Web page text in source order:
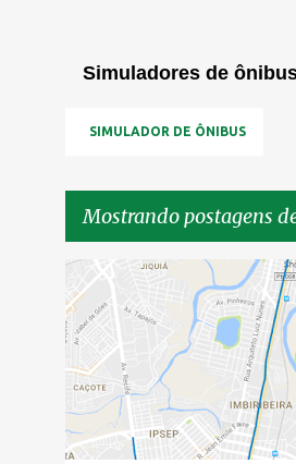
Simuladores de
SIMULADOR DE ÔNIBUS
Mostrando postagens
P
o
s
t
a
g